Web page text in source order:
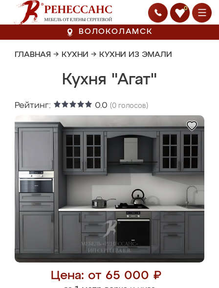
0
ВОЛОКОЛАМСК
ГЛАВНАЯ → КУХНИ → КУХНИ ИЗ ЭМАЛИ
Кухня "Агат"
Рейтинг: 0.0 (0 голосов)
Цена: от 65 000 ₽